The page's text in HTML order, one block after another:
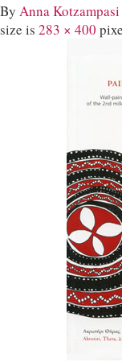
By Anna Kotzampasi
size is 283 × 400